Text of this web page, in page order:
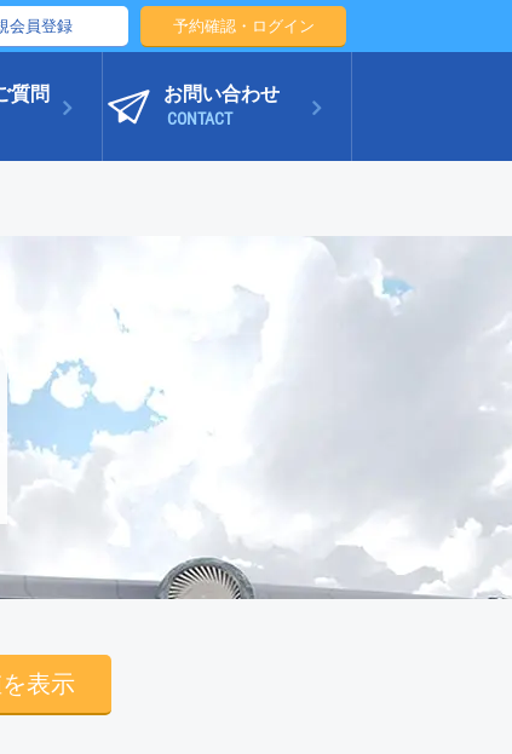
会員登録 予約確認・ログイン
質問 お問い合わせ
CONTACT
表示